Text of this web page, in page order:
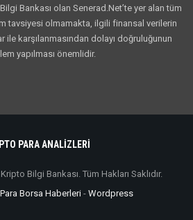
Bankası olan Senerad.Net’te yer alan tüm
tavsiyesi olmamakta, ilgili finansal verilerin
ile karşılanmasından dolayı doğruluğunun
yapılması önemlidir.
PARA ANALİZLERİ
Bilgi Bankası. Tüm Hakları Saklıdır.
Borsa Haberleri- Wordpress